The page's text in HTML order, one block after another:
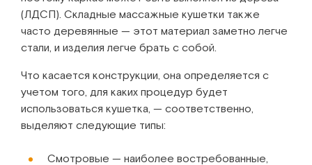
(ЛДСП). Складные массажные кушетки также
часто деревянные — этот материал заметно легче
стали, и изделия легче брать с собой.
Что касается конструкции, она определяется с
учетом того, для каких процедур будет
использоваться кушетка, — соответственно,
выделяют следующие типы:
Смотровые — наиболее востребованные,